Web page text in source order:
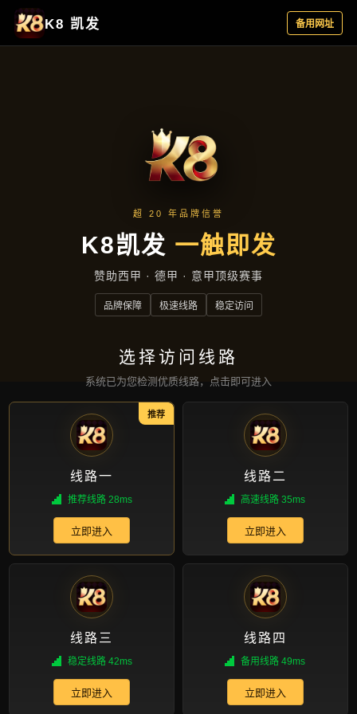
产品展示
首页 产品展示